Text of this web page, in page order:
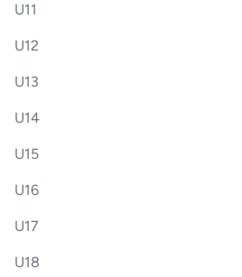
U11
U12
U13
U14
U15
U16
U17
U18